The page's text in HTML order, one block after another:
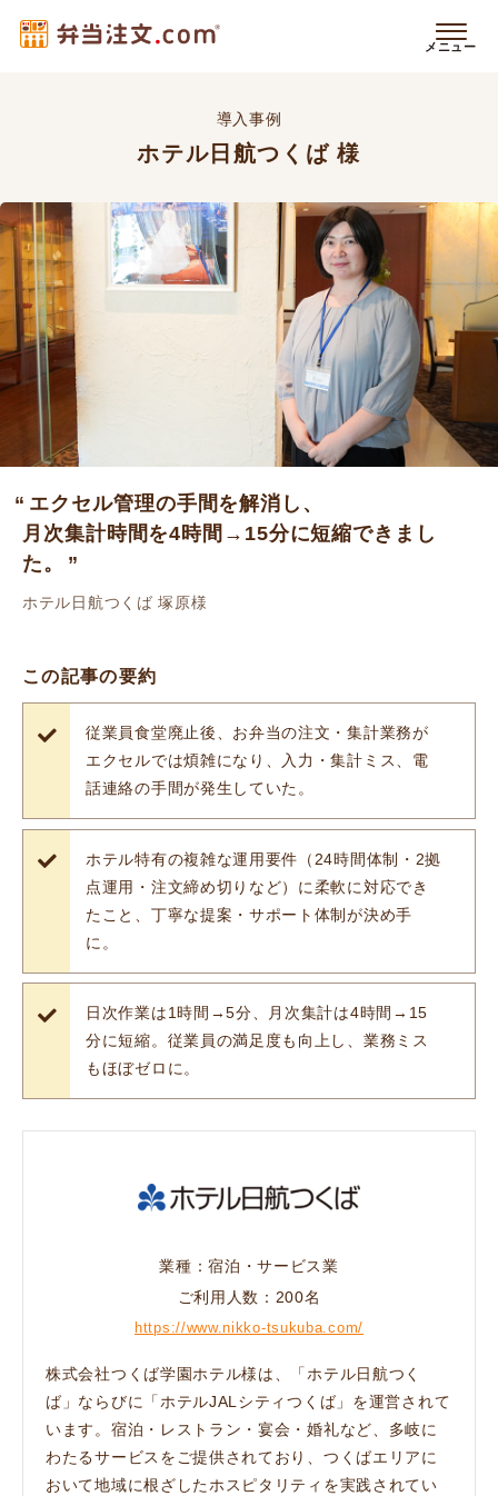
導入事例
ホテル日航つくば 様
エクセル管理の手間を解消し、
月次集計時間を4時間→15分に短縮できまし
た。
ホテル日航つくば 塚原様
この記事の要約
従業員食堂廃止後、お弁当の注文・集計業務が
エクセルでは煩雑になり、入力・集計ミス、電
話連絡の手間が発生していた。
ホテル特有の複雑な運用要件（24時間体制・2拠
点運用・注文締め切りなど）に柔軟に対応でき
たこと、丁寧な提案・サポート体制が決め手
に。
日次作業は1時間→5分、月次集計は4時間→15
分に短縮。従業員の満足度も向上し、業務ミス
もほぼゼロに。
業種：宿泊・サービス業
ご利用人数：200名
https://www.nikko-tsukuba.com/
株式会社つくば学園ホテル様は、「ホテル日航つく
ば」ならびに「ホテルJALシティつくば」を運営されて
います。宿泊・レストラン・宴会・婚礼など、多岐に
わたるサービスをご提供されており、つくばエリアに
おいて地域に根ざしたホスピタリティを実践されてい